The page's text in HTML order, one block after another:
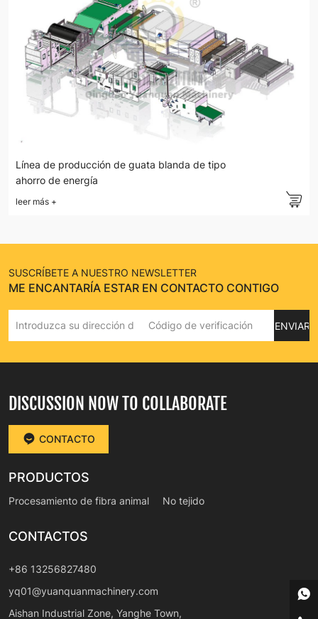
Línea de producción de guata blanda de tipo
ahorro de energía
leer más +
SUSCRÍBETE A NUESTRO NEWSLETTER
ME ENCANTARÍA ESTAR EN CONTACTO CONTIGO
ENVIAR
DISCUSSION NOW TO COLLABORATE
CONTACTO
PRODUCTOS
Procesamiento de fibra animal No tejido
CONTACTOS
+86 13256827480
yq01@yuanquanmachinery.com
Aishan Industrial Zone, Yanghe Town,